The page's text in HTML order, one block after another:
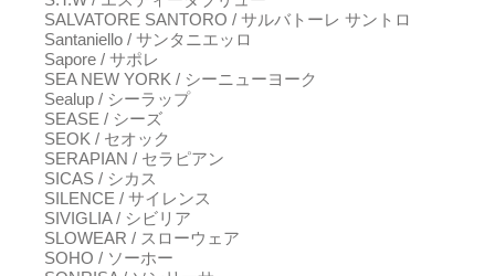
SALVATORE SANTORO / サルバトーレ サントロ
Santaniello / サンタニエッロ
Sapore / サポレ
SEA NEW YORK / シーニューヨーク
Sealup / シーラップ
SEASE / シーズ
SEOK / セオック
SERAPIAN / セラピアン
SICAS / シカス
SILENCE / サイレンス
SIVIGLIA / シビリア
SLOWEAR / スローウェア
SOHO / ソーホー